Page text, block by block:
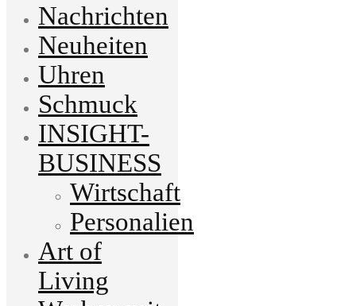
Nachrichten
Neuheiten
Uhren
Schmuck
INSIGHT-
BUSINESS
Wirtschaft
Personalien
Art of
Living